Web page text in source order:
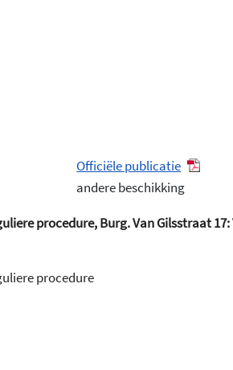
Officiële publicatie
andere beschikking
procedure, Burg. Van Gilsstraat
procedure